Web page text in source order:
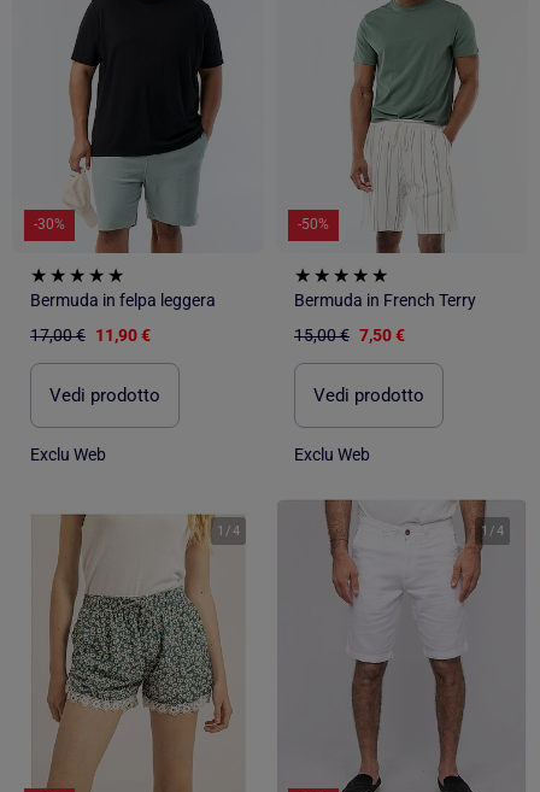
-30%
Bermuda in felpa leggera
17,00 € 11,90 €
Vedi prodotto
Exclu Web
-50%
Bermuda in French Terry
15,00 € 7,50 €
Vedi prodotto
Exclu Web
1 /4 1 /4